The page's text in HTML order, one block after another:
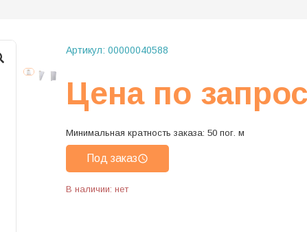
Артикул: 00000040588
Цена по
Минимальная кратность заказа: 50 пог. м
Под заказ
В наличии: нет